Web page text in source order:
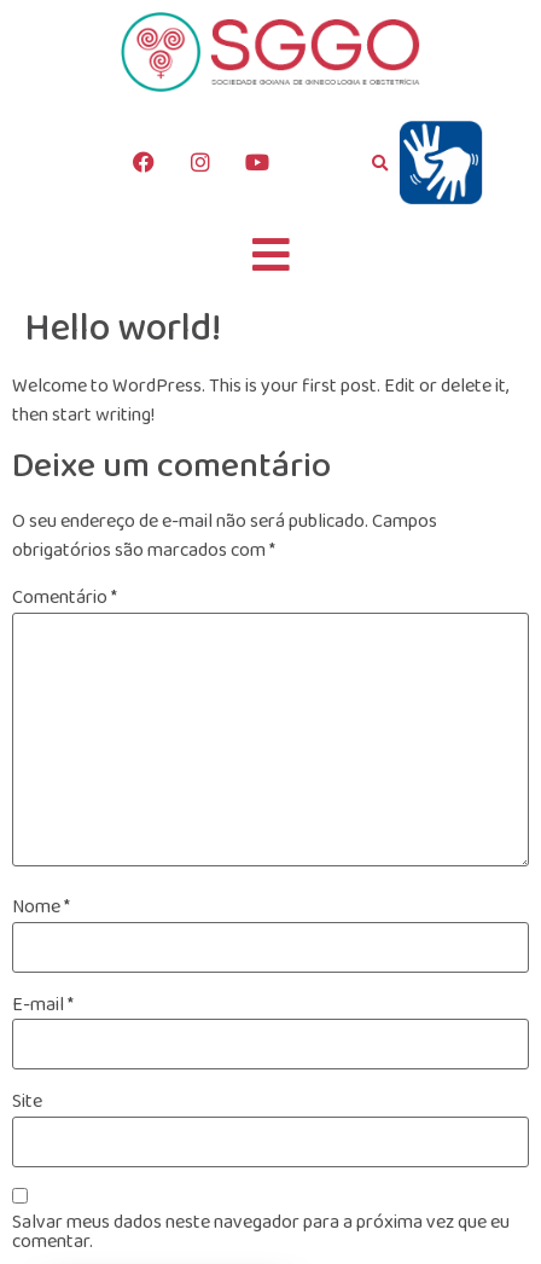
Hello world!
Welcome to WordPress. This is your first post. Edit or delete it,
then start writing!
Deixe um comentário
O seu endereço de e-mail não será publicado.Campos
obrigatórios são marcados com*
Comentário*
Nome*
E-mail*
Site
Salvar meus dados neste navegador para a próxima vez que eu
comentar.